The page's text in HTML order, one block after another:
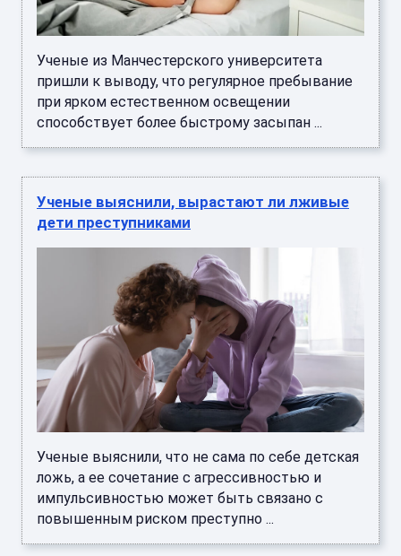
Ученые из Манчестерского университета
пришли к выводу, что регулярное пребывание
при ярком естественном освещении
способствует более быстрому засыпан ...
Ученые выяснили, вырастают ли лживые
дети преступниками
Ученые выяснили, что не сама по себе детская
ложь, а ее сочетание с агрессивностью и
импульсивностью может быть связано с
повышенным риском преступно ...